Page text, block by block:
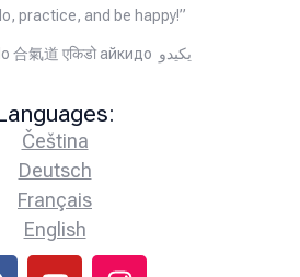
practice, and be happy!”
합기도 Aikido 合氣道 एकिडो айкидо يكيدو
Čeština
Deutsch
Français
English